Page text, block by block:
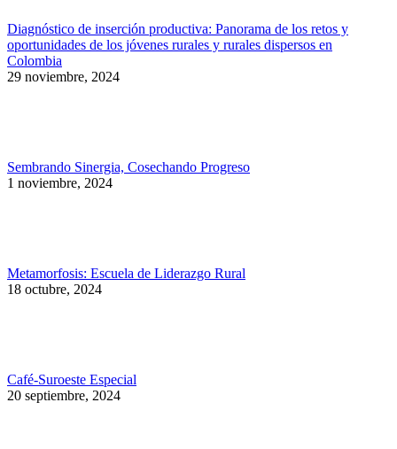
Diagnóstico de inserción productiva: Panorama de los retos y
oportunidades de los jóvenes rurales y rurales dispersos en
Colombia
29 noviembre, 2024
Sembrando Sinergia, Cosechando Progreso
1 noviembre, 2024
Metamorfosis: Escuela de Liderazgo Rural
18 octubre, 2024
Café-Suroeste Especial
20 septiembre, 2024